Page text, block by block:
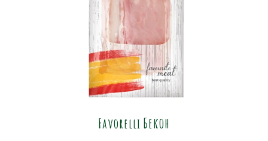
Favorelli Бекон